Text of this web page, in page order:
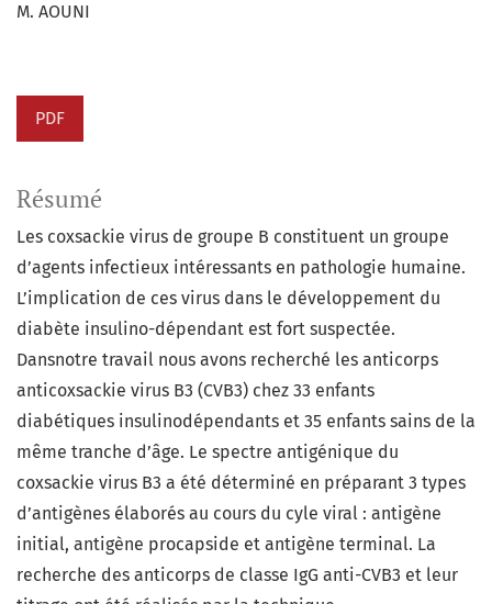
M. AOUNI
PDF
Résumé
Les coxsackie virus de groupe B constituent un groupe
d’agents infectieux intéressants en pathologie humaine.
L’implication de ces virus dans le développement du
diabète insulino-dépendant est fort suspectée.
Dansnotre travail nous avons recherché les anticorps
anticoxsackie virus B3 (CVB3) chez 33 enfants
diabétiques insulinodépendants et 35 enfants sains de la
même tranche d’âge. Le spectre antigénique du
coxsackie virus B3 a été déterminé en préparant 3 types
d’antigènes élaborés au cours du cyle viral : antigène
initial, antigène procapside et antigène terminal. La
recherche des anticorps de classe IgG anti-CVB3 et leur